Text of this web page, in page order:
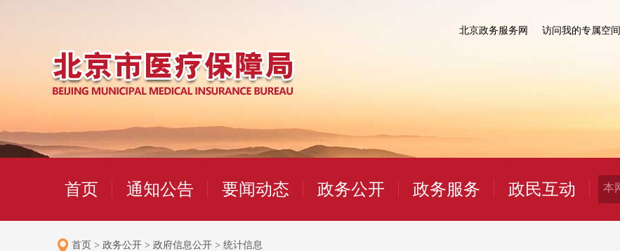
北京政务服务网 访问我的专属空间
首页 通知公告 要闻动态 政务公开 政务服务 政民互动
首页 > 政务公开 > 政府信息公开 > 统计信息